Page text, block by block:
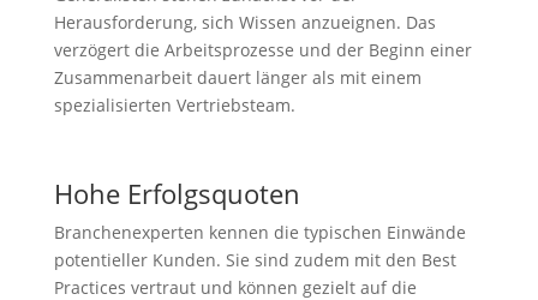
Herausforderung, sich Wissen anzueignen. Das
verzögert die Arbeitsprozesse und der Beginn einer
Zusammenarbeit dauert länger als mit einem
spezialisierten Vertriebsteam.
Hohe Erfolgsquoten
Branchenexperten kennen die typischen Einwände
potentieller Kunden. Sie sind zudem mit den Best
Practices vertraut und können gezielt auf die